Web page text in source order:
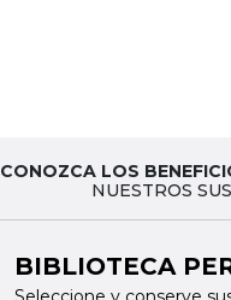
CONOZCA LOS
NUESTROS
BIBLIOTECA